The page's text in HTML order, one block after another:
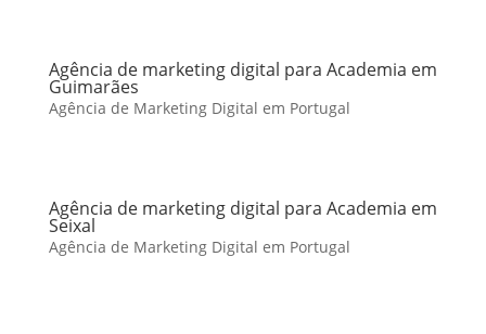
Agência de marketing digital para Academia em
Guimarães
Agência de Marketing Digital em Portugal
Agência de marketing digital para Academia em
Seixal
Agência de Marketing Digital em Portugal